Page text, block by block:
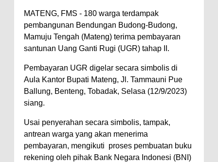
MATENG, FMS - 180 warga terdampak
pembangunan Bendungan Budong-Budong,
Mamuju Tengah (Mateng) terima pembayaran
santunan Uang Ganti Rugi (UGR) tahap II.
Pembayaran UGR digelar secara simbolis di
Aula Kantor Bupati Mateng, Jl. Tammauni Pue
Ballung, Benteng, Tobadak, Selasa (12/9/2023)
siang.
Usai penyerahan secara simbolis, tampak,
antrean warga yang akan menerima
pembayaran, mengikuti proses pembuatan buku
rekening oleh pihak Bank Negara Indonesi (BNI)